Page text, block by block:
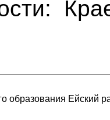
образования Ейский